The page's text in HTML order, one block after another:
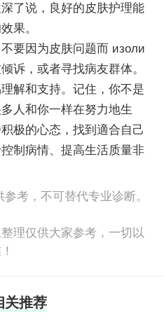
了说，良好的皮肤护理能
果。
要因为皮肤问题而 изоли
诉，或者寻找病友群体。
解和支持。记住，你不是
人和你一样在努力地生
极的心态，找到適合自己
制病情、提高生活质量非
考，不可替代专业诊断。
理仅供大家参考，一切以
关推荐